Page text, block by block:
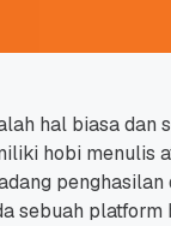
hal biasa
hobi menulis
sebuah